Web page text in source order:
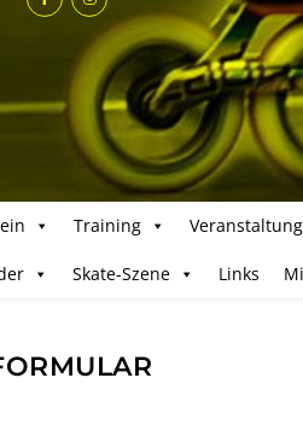
Training
Skate-Szene Links